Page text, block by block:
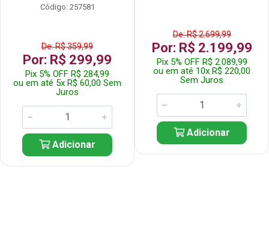
Código: 257581
De: R$ 359,99
Por: R$ 299,99
Pix 5% OFF R$ 284,99
ou em até 5x R$ 60,00 Sem
Juros
Adicionar
De: R$ 2.699,99
Por: R$ 2.199,99
Pix 5% OFF R$ 2.089,99
ou em até 10x R$ 220,00
Sem Juros
Adicionar